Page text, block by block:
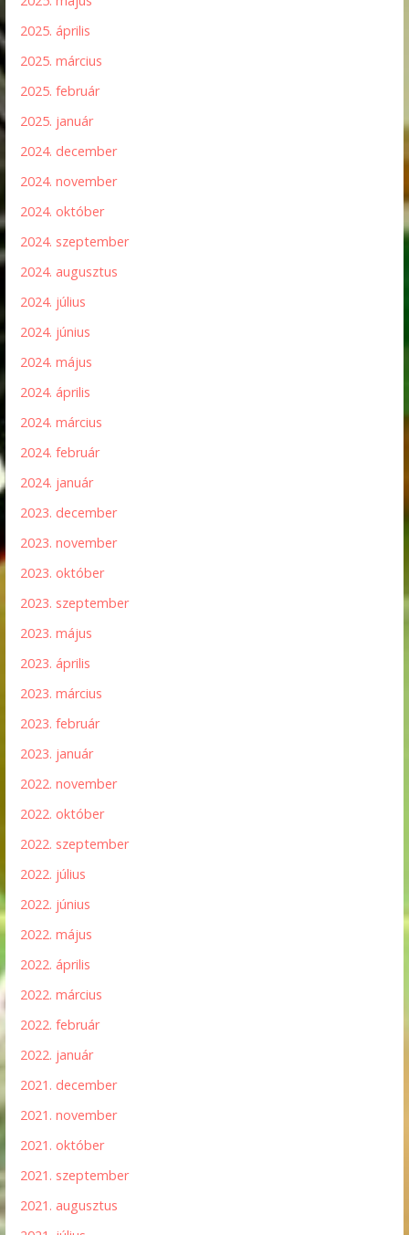
2025. április
2025. március
2025. február
2025. január
2024. december
2024. november
2024. október
2024. szeptember
2024. augusztus
2024. július
2024. június
2024. május
2024. április
2024. március
2024. február
2024. január
2023. december
2023. november
2023. október
2023. szeptember
2023. május
2023. április
2023. március
2023. február
2023. január
2022. november
2022. október
2022. szeptember
2022. július
2022. június
2022. május
2022. április
2022. március
2022. február
2022. január
2021. december
2021. november
2021. október
2021. szeptember
2021. augusztus